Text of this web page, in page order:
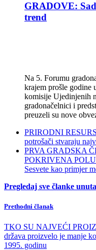
GRADOVE:
trend
Na 5. Forumu
krajem prošle godine
komisije Ujedinjenih
gradonačelnici i
preuzeli su nove
PRIRODNI
potrošači stvaraju
PRVA GRADSKA
POKRIVENA
Sesvete kao primjer
Pregledaj sve članke
Prethodni članak
TKO SU NAJVEĆI
država proizvelo je manje
1995. godinu